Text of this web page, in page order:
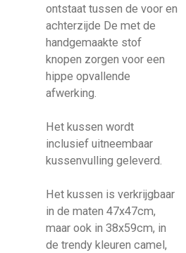
ontstaat tussen de voor en
achterzijde De met de
handgemaakte stof
knopen zorgen voor een
hippe opvallende
afwerking.
Het kussen wordt
inclusief uitneembaar
kussenvulling geleverd.
Het kussen is verkrijgbaar
in de maten 47x47cm,
maar ook in 38x59cm, in
de trendy kleuren camel,